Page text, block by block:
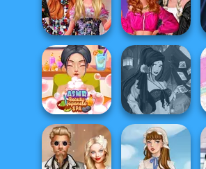
ASMR Beauty
Superstar
Barbie
Bestie Birthday
Surprise
Fashion Wars
Monochrome Vs
Rai...
ASMR Beauty
Fantasy Fortune